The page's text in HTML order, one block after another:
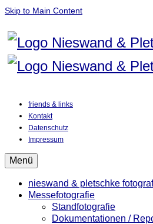
Skip to Main Content
friends & links
Kontakt
Datenschutz
Impressum
Menü
nieswand & pletschke
Messefotografie
Standfotografie
Dokumentationen /